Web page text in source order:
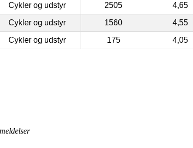
Cykler og udstyr 2505 4,65
Cykler og udstyr 1560 4,55
Cykler og udstyr 175 4,05